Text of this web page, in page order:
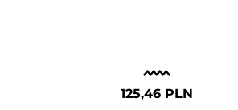
125,46 PLN